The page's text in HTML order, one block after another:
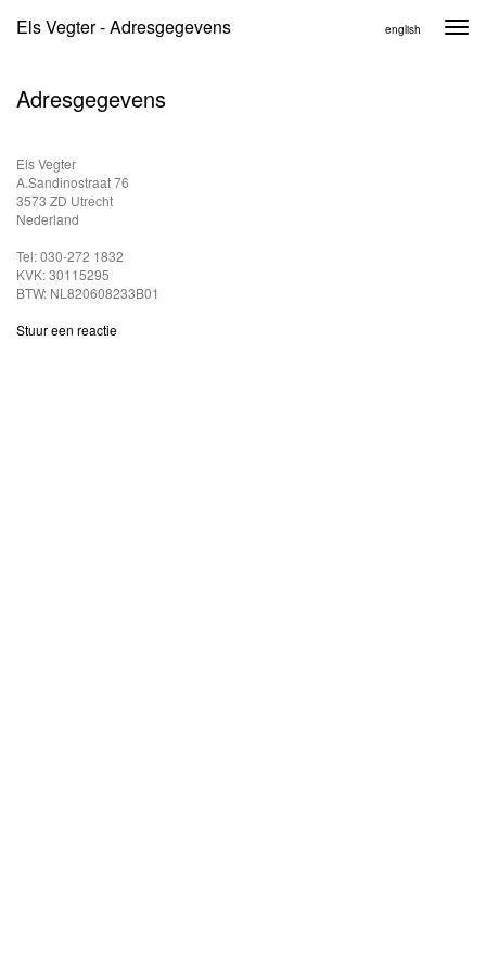
Els Vegter - Adresgegevens english
Adresgegevens
Els Vegter
A.Sandinostraat 76
3573 ZD Utrecht
Nederland
Tel: 030-272 1832
KVK: 30115295
BTW: NL820608233B01
Stuur een reactie